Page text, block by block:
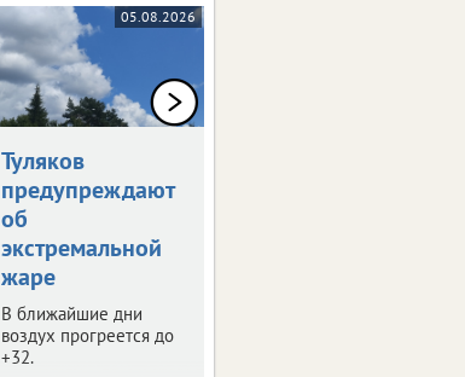
05.08.2026
Туляков
предупреждают
об
экстремальной
жаре
В ближайшие дни
воздух прогреется до
+32.